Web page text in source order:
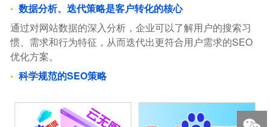
数据分析、迭代策略是客户转化的核心
通过对网站数据的深入分析，企业可以了解用户的搜索习
惯、需求和行为特征，从而迭代出更符合用户需求的SEO
优化方案。
科学规范的SEO策略